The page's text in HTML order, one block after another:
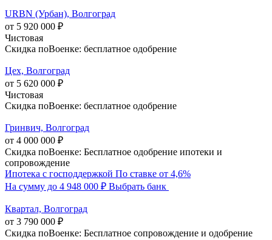
URBN (Урбан), Волгоград
от 5 920 000 ₽
Чистовая
Скидка поВоенке: бесплатное одобрение
Цех, Волгоград
от 5 620 000 ₽
Чистовая
Скидка поВоенке: бесплатное одобрение
Гринвич, Волгоград
от 4 000 000 ₽
Скидка поВоенке: Бесплатное одобрение ипотеки и
сопровождение
Ипотека с господдержкой По ставке от 4,6%
На сумму до 4 948 000 ₽ Выбрать банк
Квартал, Волгоград
от 3 790 000 ₽
Скидка поВоенке: Бесплатное сопровождение и одобрение